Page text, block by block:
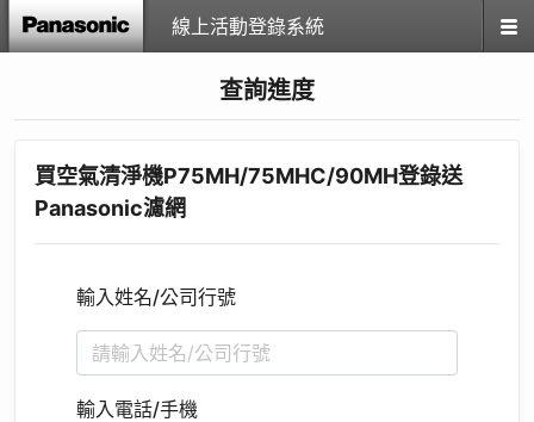
線上活動登錄系統
查詢進度
買空氣清淨機P75MH/75MHC/90MH登錄送
Panasonic濾網
輸入姓名/公司行號
輸入電話/手機